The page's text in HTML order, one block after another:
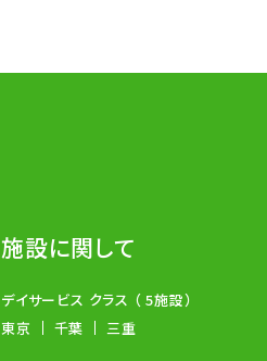
施設に関して
デイサービス クラス （ 5施設）
東京
千葉 三重